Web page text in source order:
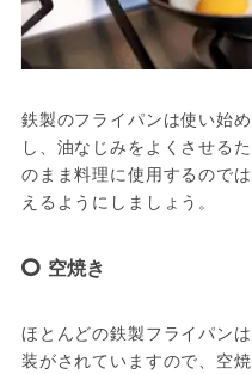
鉄製のフライパンは使い始
し、油なじみをよくさせる
のまま料理に使用するので
えるようにしましょう。
空焼き
ほとんどの鉄製フライパン
装がされていますので、空